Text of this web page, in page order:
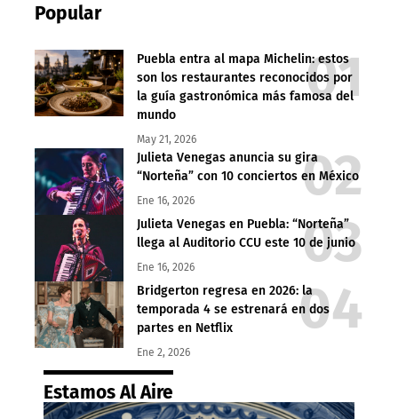
Popular
Puebla entra al mapa Michelin: estos
son los restaurantes reconocidos por
la guía gastronómica más famosa del
mundo
May 21, 2026
Julieta Venegas anuncia su gira
“Norteña” con 10 conciertos en México
Ene 16, 2026
Julieta Venegas en Puebla: “Norteña”
llega al Auditorio CCU este 10 de junio
Ene 16, 2026
Bridgerton regresa en 2026: la
temporada 4 se estrenará en dos
partes en Netflix
Ene 2, 2026
Estamos Al Aire